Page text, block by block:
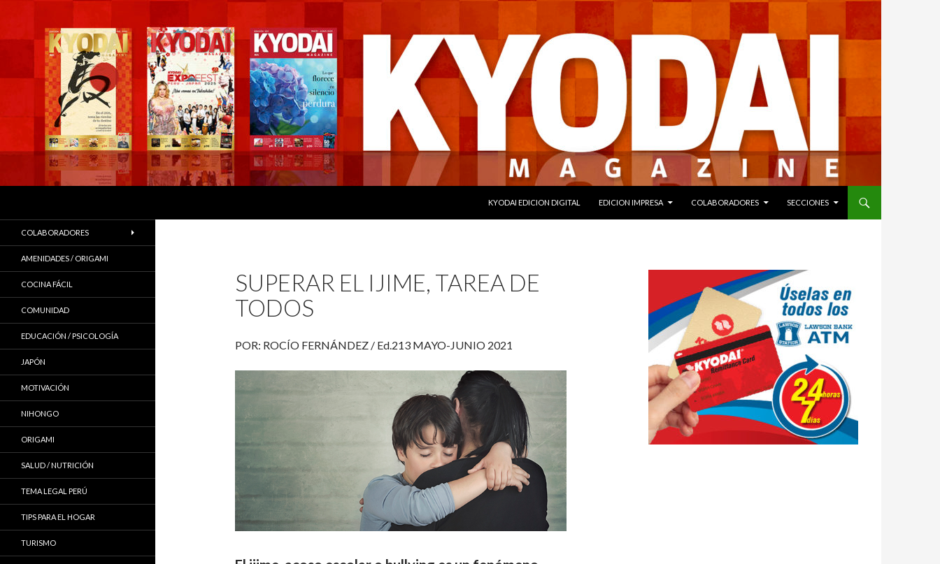
KYODAI EDICION DIGITAL
EDICION IMPRESA COLABORADORES SECCIONES
SUPERAR EL IJIME, TAREA DE
TODOS
POR: ROCÍO FERNÁNDEZ / Ed.213 MAYO-JUNIO 2021
COLABORADORES
AMENIDADES / ORIGAMI
COCINA FÁCIL
COMUNIDAD
EDUCACIÓN / PSICOLOGÍA
JAPÓN
MOTIVACIÓN
NIHONGO
ORIGAMI
SALUD / NUTRICIÓN
TEMA LEGAL PERÚ
TIPS PARA EL HOGAR
TURISMO